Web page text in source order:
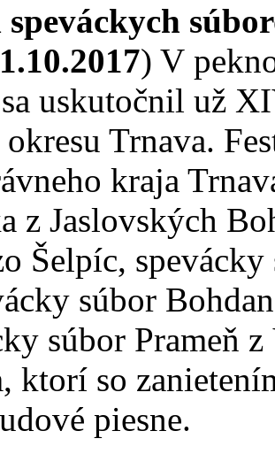
) V
uskutočnil už
Trnava.
kraja
z Jaslovských
Šelpíc,
súbor
súbor Prameň
ktorí so
piesne.